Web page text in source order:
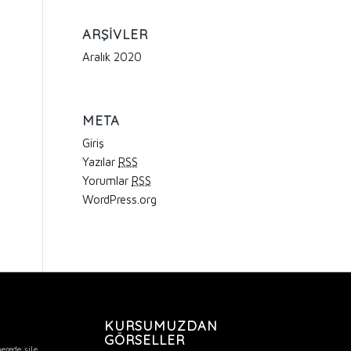
ARŞIVLER
Aralık 2020
META
Giriş
YazılarRSS
YorumlarRSS
WordPress.org
KURSUMUZDAN
GÖRSELLER